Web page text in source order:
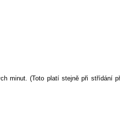
minut. (Toto platí stejně při střídání